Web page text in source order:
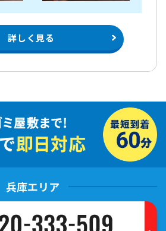
詳しく見る
兵庫エリア